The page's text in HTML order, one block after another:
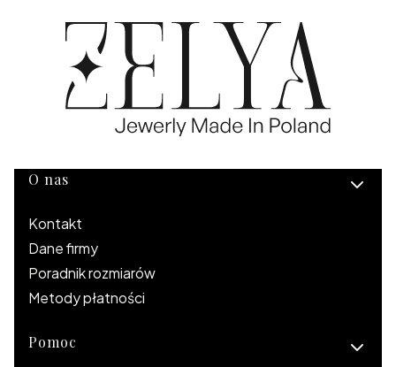
Linki w stopce
O nas
Kontakt
Dane firmy
Poradnik rozmiarów
Metody płatności
Pomoc